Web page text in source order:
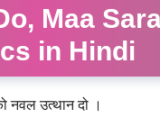
Maa
in Hindi
नवल उत्थान दो ।